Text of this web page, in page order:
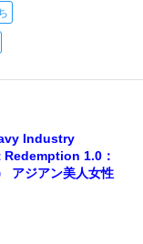
Industry
1.0：
アジアン美人女性